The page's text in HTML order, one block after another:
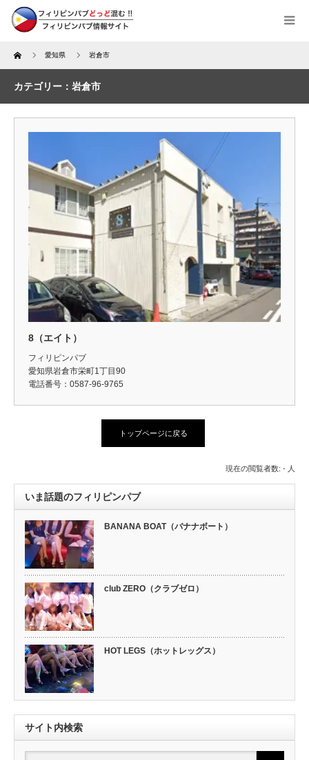
Home 愛知県 岩倉市
カテゴリー：岩倉市
8（エイト）
フィリピンパブ
愛知県岩倉市栄町1丁目90
電話番号：0587-96-9765
トップページに戻る
現在の閲覧者数: - 人
いま話題のフィリピンパブ
BANANA BOAT（バナナボート）
club ZERO（クラブゼロ）
HOT LEGS（ホットレッグス）
サイト内検索